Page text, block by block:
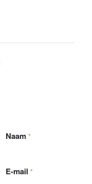
Naam *
E-mail *